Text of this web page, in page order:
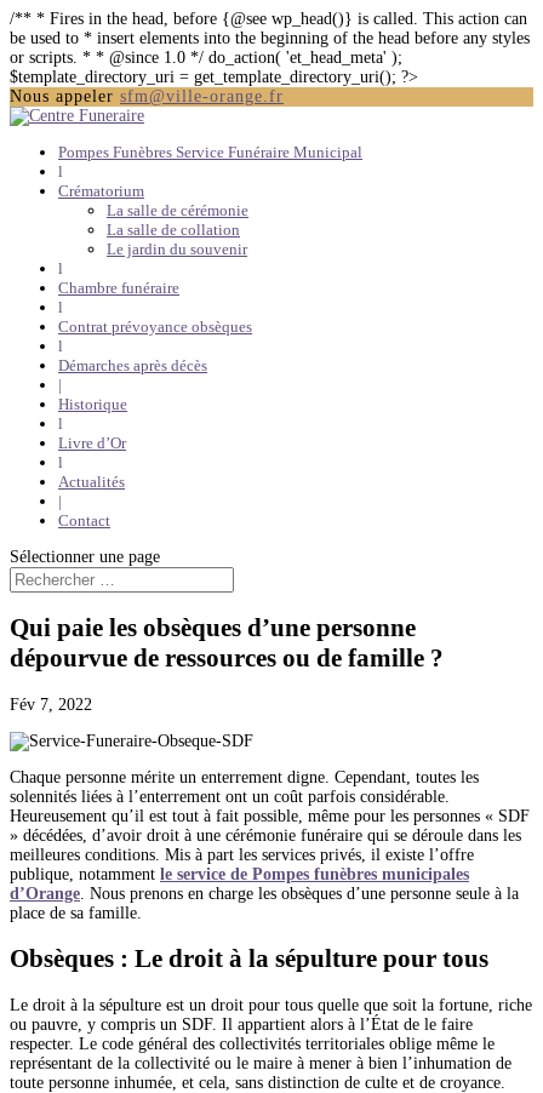
/** * Fires in the head, before {@see wp_head()} is called. This action can
be used to * insert elements into the beginning of the head before any styles
or scripts. * * @since 1.0 */ do_action( 'et_head_meta' );
$template_directory_uri = get_template_directory_uri(); ?>
Nous appeler sfm@ville-orange.fr
Pompes Funèbres Service Funéraire Municipal
l
Crématorium
La salle de cérémonie
La salle de collation
Le jardin du souvenir
l
Chambre funéraire
l
Contrat prévoyance obsèques
l
Démarches après décès
|
Historique
l
Livre d’Or
l
Actualités
|
Contact
Sélectionner une page
Qui paie les obsèques d’une personne
dépourvue de ressources ou de famille ?
Fév 7, 2022
Chaque personne mérite un enterrement digne. Cependant, toutes les
solennités liées à l’enterrement ont un coût parfois considérable.
Heureusement qu’il est tout à fait possible, même pour les personnes « SDF
» décédées, d’avoir droit à une cérémonie funéraire qui se déroule dans les
meilleures conditions. Mis à part les services privés, il existe l’offre
publique, notamment le service de Pompes funèbres municipales
d’Orange . Nous prenons en charge les obsèques d’une personne seule à la
place de sa famille.
Obsèques : Le droit à la sépulture pour tous
Le droit à la sépulture est un droit pour tous quelle que soit la fortune, riche
ou pauvre, y compris un SDF. Il appartient alors à l’État de le faire
respecter. Le code général des collectivités territoriales oblige même le
représentant de la collectivité ou le maire à mener à bien l’inhumation de
toute personne inhumée, et cela, sans distinction de culte et de croyance.